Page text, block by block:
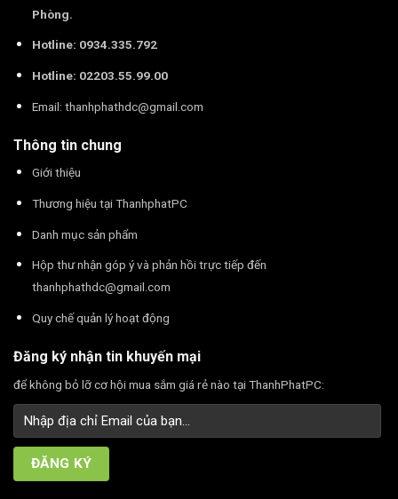
Phòng.
Hotline: 0934.335.792
Hotline: 02203.55.99.00
Email: thanhphathdc@gmail.com
Thông tin chung
Giới thiệu
Thương hiệu tại ThanhphatPC
Danh mục sản phẩm
Hộp thư nhận góp ý và phản hồi trực tiếp đến
thanhphathdc@gmail.com
Quy chế quản lý hoạt động
Đăng ký nhận tin khuyến mại
để không bỏ lỡ cơ hội mua sắm giá rẻ nào tại ThanhPhatPC: